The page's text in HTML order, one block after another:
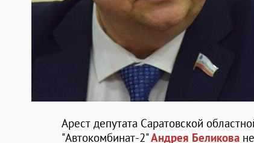
Арест депутата Саратовской
"Автокомбинат-2"Андрея Беликова